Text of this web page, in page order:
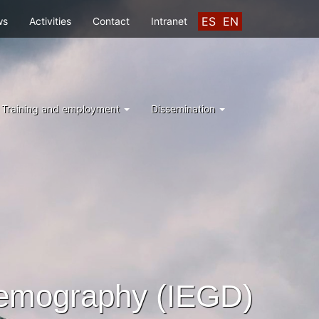
ES EN
Activities Contact Intranet
Training and employment Dissemination
(IEGD)